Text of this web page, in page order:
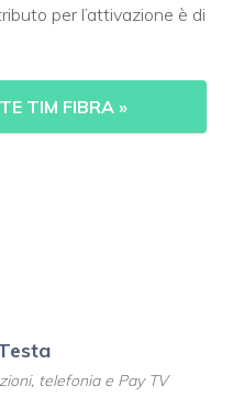
per l’attivazione è di
TIM FIBRA »
telefonia e Pay TV